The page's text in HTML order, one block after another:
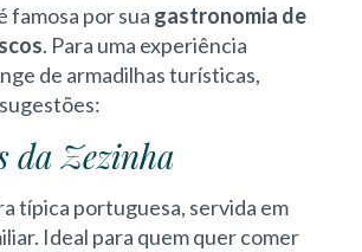
famosa por sua gastronomia de
. Para uma experiência
de armadilhas turísticas,
da Zezinha
típica portuguesa, servida em
Ideal para quem quer comer